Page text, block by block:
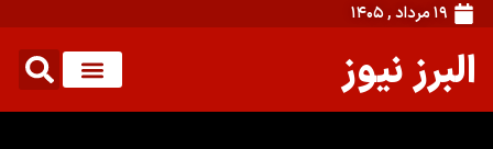
۱۹ مرداد , ۱۴۰۵
البرز نیوز